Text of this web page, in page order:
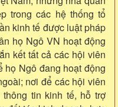
trong các hệ thống tổ
kinh tế được luật pháp
họ Ngô VN hoạt động
kết tất cả các hội viên
họ Ngô đang hoạt động
nơi để các hội viên
tin kinh tế, hỗ trợ